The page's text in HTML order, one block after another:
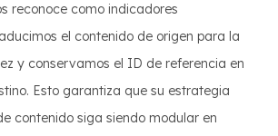
reconoce como indicadores
el contenido de origen para la
y conservamos el ID de referencia en
Esto garantiza que su estrategia
contenido siga siendo modular en